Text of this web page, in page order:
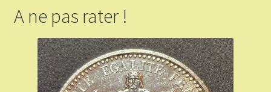
A ne pas rater !